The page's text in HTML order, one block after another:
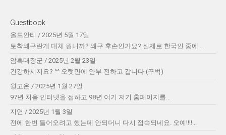
Guestbook
올드안티 / 2025년 5월 17일
토착왜구란게 대체 뭡니까? 왜구 후손인가요? 실제로 한국인 중에...
암흑대장군 / 2025년 2월 23일
건강하시지요? ^^ 오랫만에 안부 전하고 갑니다 (꾸벅)
윌고온 / 2025년 1월 27일
97년 처음 인터넷을 접하고 98년 여기 저기 홈페이지를...
지연 / 2025년 1월 3일
전에 한번 들어오려고 했는데 안되더니 다시 접속되네요. 오예!!!!...